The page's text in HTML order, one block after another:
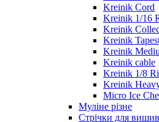
Kreinik Cord
Kreinik 1/16
Kreinik
Kreinik
Kreinik
Kreinik cable
Kreinik 1/8
Kreinik
Micro Ice
Муліне різне
Стрічки для